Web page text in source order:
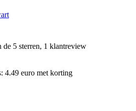
de 5 sterren, 1 klantreview
4.49 euro met korting